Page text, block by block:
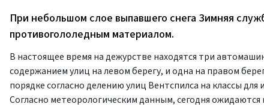
При небольшом слое выпавшего снега Зимняя
противогололедным материалом.
В настоящее время на дежурстве находятся три
содержанием улиц на левом берегу, и одна на правом
порядке согласно делению улиц Вентспилса на классы
Согласно метеорологическим данным, сегодня